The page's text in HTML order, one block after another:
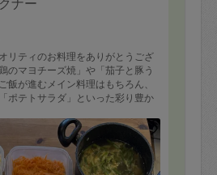
リティのお料理をありがとうござ
のマヨチーズ焼」や「茄子と豚う
飯が進むメイン料理はもちろん、
ポテトサラダ」といった彩り豊か
イル蒸し」や「鶏のワイン蒸し」
か作らない手の込んだメニューも
ても華やかになっています。味付
当にプロの味です。次回もぜひお